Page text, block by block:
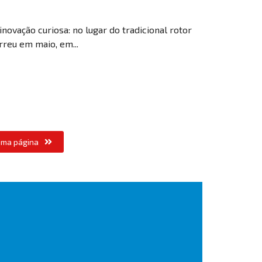
curiosa: no lugar do tradicional rotor
em maio, em...
página